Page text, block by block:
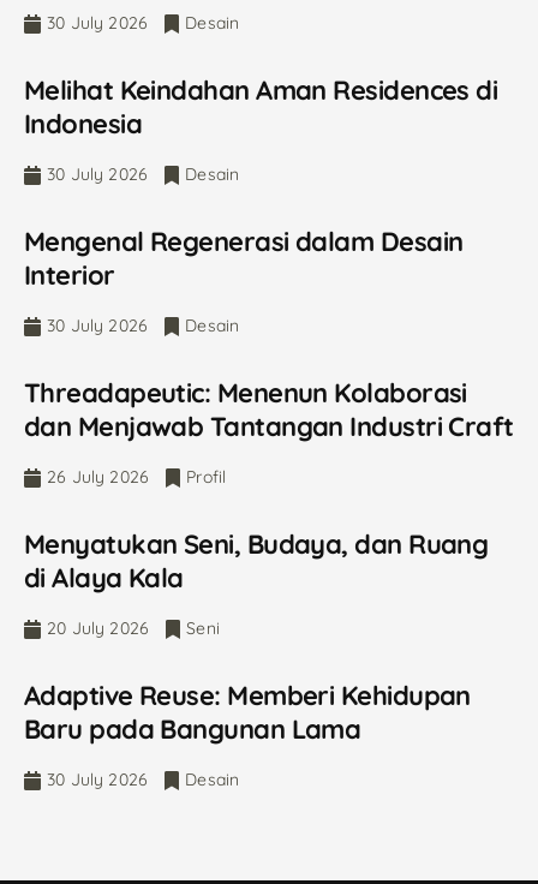
30 July 2026 Desain
Melihat Keindahan Aman Residences di
Indonesia
30 July 2026 Desain
Mengenal Regenerasi dalam Desain
Interior
30 July 2026 Desain
Threadapeutic: Menenun Kolaborasi
dan Menjawab Tantangan Industri Craft
26 July 2026 Profil
Menyatukan Seni, Budaya, dan Ruang
di Alaya Kala
20 July 2026 Seni
Adaptive Reuse: Memberi Kehidupan
Baru pada Bangunan Lama
30 July 2026 Desain